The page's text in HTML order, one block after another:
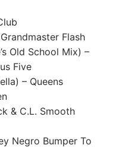
Flash
Old School Mix) –
Five
– Queens
& C.L. Smooth
Negro Bumper To